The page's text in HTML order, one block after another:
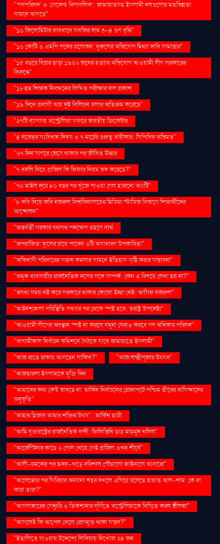
"‘গণপরিষদ’ ও ‘সেকেন্ড রিপাবলিক’: জামায়াতসহ ইসলামী দলগুলোর মতভিন্নতা
সামনে আসছে"
"১০ কিলোমিটার ব্যবধানে সবজির দাম ৩-৪ গুণ বৃদ্ধি"
"১০ কোটি ও এমপি পদের প্রলোভন: নুরুলের অভিযোগ মিথ্যা দাবি সামান্তার"
"১৫ বছরে বিচার ছাড়া ১৯২৬ জনের হত্যার অভিযোগ আওয়ামী লীগ সরকারের
বিরুদ্ধে"
"১৮তম শিক্ষক নিবন্ধনের লিখিত পরীক্ষার ফল প্রকাশ
"১৯ দিনে প্রবাসী আয় দুই বিলিয়ন ডলার অতিক্রম করেছে"
"২৭টি ব্যাগসহ অস্ট্রেলিয়া সফরে ভারতীয় ক্রিকেটার
"৪ নভেম্বর সংবিধান দিবস ও ৭ মার্চের গুরুত্ব অস্বীকার: সিপিবির অভিমত"
"৬৭ দিন সাগরে ভেসে থাকার পর জীবিত উদ্ধার
"৭ বদলি নিয়ে ব্রাজিল কি ফিফার নিয়ম ভঙ্গ করেছে?"
"৭০ মাইল দূরে ৪০ বছর পর খুঁজে পাওয়া গেল হারানো আংটি"
"৮ দবি নিয়ে কবি নজরুল বিশ্ববিদ্যালয়ের মিডিয়া স্টাডিজ বিভাগে শিক্ষার্থীদের
আন্দোলন"
"অন্তর্বর্তী সরকার যথাযথ পদক্ষেপ গ্রহণে ব্যর্থ
"অপরাজিতা ফুলের চায়ে পাবেন ৬টি অসাধারণ উপকারিতা"
"অভিবাসী পরিবারের সন্তান কমলার সামনে ইতিহাস সৃষ্টি করার সম্ভাবনা"
"অমুক ব্যবসায়ীর রাজনৈতিক দলের সঙ্গে সম্পর্ক: কেন এ বিষয়ে লেখা হয় না?"
"অযথা সময় নষ্ট করে সরকারে থাকার কোনো ইচ্ছা নেই: আসিফ নজরুল"
"আইনশৃঙ্খলা পরিস্থিতি সন্ধ্যার পর থেকে স্পষ্ট হবে: স্বরাষ্ট্র উপদেষ্টা"
"আওয়ামী লীগের অবস্থান স্পষ্ট না করলে যমুনা ঘেরাও করবে গণ অধিকার পরিষদ"
"আগামীকাল নির্বাচন কমিশনে বৈঠকে যাবে জামায়াতে ইসলামী"
"আজ রাতে ঢাকায় আসছেন সাকিব?"
"আজ লক্ষ্মীপূজার উৎসব"
"আজহারুল ইসলামকে মুক্তি দিন
"আমাদের কথা কেউ ভাবছে না: মার্কিন নির্বাচনের প্রেক্ষাপটে পশ্চিম তীরের বাসিন্দাদের
অনুভূতি"
"আমার হিজাব আমার শক্তির উৎস" : মার্কিন ছাত্রী
"আমি যুক্তরাষ্ট্রের রাজনৈতিক বন্দী: ফিলিস্তিনি ছাত্র মাহমুদ খলিল"
"আর্জেন্টিনার কাছে ৬ গোল খেয়ে সেই ব্রাজিল এখন শীর্ষে"
"আলী-চমকের পর হৃদয়-ঝড়ে বরিশাল পৌঁছালো ফাইনালে আবারো"
"আলেপ্পোর পর সিরিয়ার অন্যান্য শহর দখলে এগিয়ে চলেছে হায়াত আল-শাম: কে বা
কারা তারা?"
"আসলাঙ্কারের সেঞ্চুরি ও তিকশানার ঘূর্ণিতে অস্ট্রেলিয়াকে বিস্মিত করল শ্রীলঙ্কা"
"আসলেই কি আপেল খেলে রোগমুক্ত থাকা সম্ভব?"
"ইতালিতে যাওয়ার উদ্দেশ্যে লিবিয়ায় নিখোঁজ ২৪ জন